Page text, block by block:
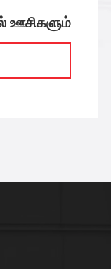
கொட்டைகள்